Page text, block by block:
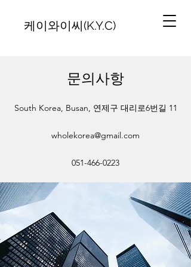
케이와이씨(K.Y.C)
문의사항
South Korea, Busan, 연제구 대리로6번길 11
wholekorea@gmail.com
051-466-0223